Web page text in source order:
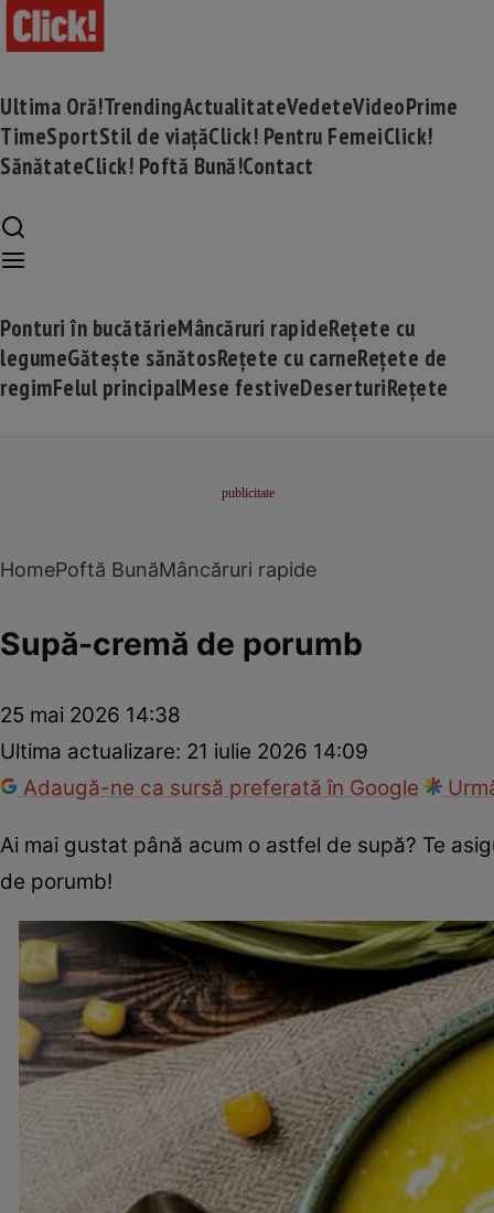
Ultima Oră!TrendingActualitateVedeteVideoPrime
TimeSportStil de viațăClick! Pentru FemeiClick!
SănătateClick! Poftă Bună!Contact
Ponturi în bucătărieMâncăruri rapideRețete cu
legumeGătește sănătosRețete cu carneRețete de
regimFelul principalMese festiveDeserturiRețete
HomePoftă BunăMâncăruri rapide
Supă-cremă de porumb
25 mai 2026 14:38
Ultima actualizare: 21 iulie 2026 14:09
Adaugă-ne ca sursă preferată în Google
Ai mai gustat până acum o astfel de supă? Te
de porumb!